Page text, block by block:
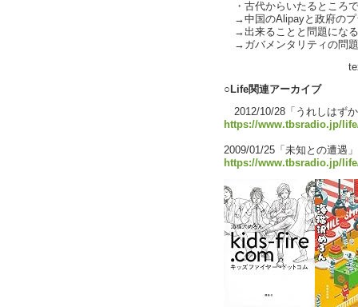
・古代からいたるところ
→中国のAlipayと政府のプ
→出来ることと問題にな
→ガバメンタリティの問
text by Life助
○Life関連アーカイブ
2012/10/28「うれしはず
https://www.tbsradio.jp/
2009/01/25「未知との遭遇」
https://www.tbsradio.jp/